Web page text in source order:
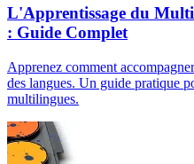
L'Apprentissage du
: Guide Complet
Apprenez comment
des langues. Un guide pratique
multilingues.